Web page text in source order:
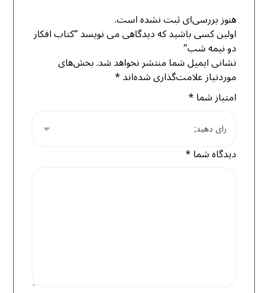
هنوز بررسی‌ای ثبت نشده است.
اولین کسی باشید که دیدگاهی می نویسد “کتاب افکار
دو نیمه‌ شب”
نشانی ایمیل شما منتشر نخواهد شد.بخش‌های
موردنیاز علامت‌گذاری شده‌اند*
امتیاز شما*
دیدگاه شما*